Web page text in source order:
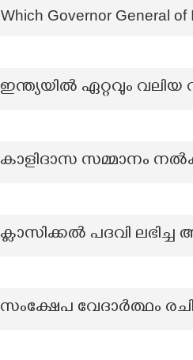
Which Governor General
ഇന്ത്യയിൽ ഏറ്റവും വലിയ
കാളിദാസ സമ്മാനം
ക്ലാസിക്കൽ പദവി ലഭിച്ച
സംക്ഷേപ വേദാർത്ഥം